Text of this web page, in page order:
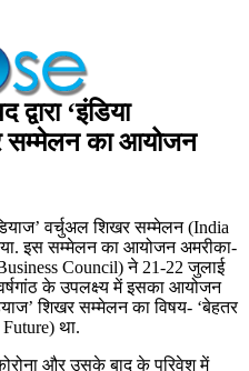
‘इंडिया
सम्मेलन का आयोजन
वर्चुअल शिखर सम्मेलन (India
इस सम्मेलन का आयोजन अमरीका-
Council) ने 21-22 जुलाई
के उपलक्ष्य में इसका आयोजन
शिखर सम्मेलन का विषय- ‘बेहतर
Future) था.
और उसके बाद के परिवेश में